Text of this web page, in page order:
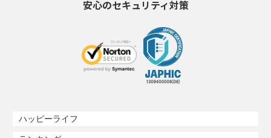
安心のセキュリティ対策
ハッピーライフ